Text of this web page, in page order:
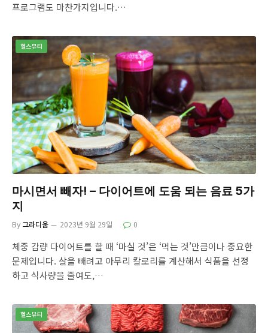
프로그램도 마찬가지입니다.…
헬스뷰티
마시면서 빼자! – 다이어트에 도움 되는 음료 5가
지
By 그라디움 2023년 9월 29일 0
체중 감량 다이어트를 할 때 ‘마실 것’은 ‘먹는 것’만큼이나 중요한
문제입니다. 살을 빼려고 아무리 칼로리를 계산해서 식품을 선정
하고 식사량을 줄여도,…
헬스뷰티